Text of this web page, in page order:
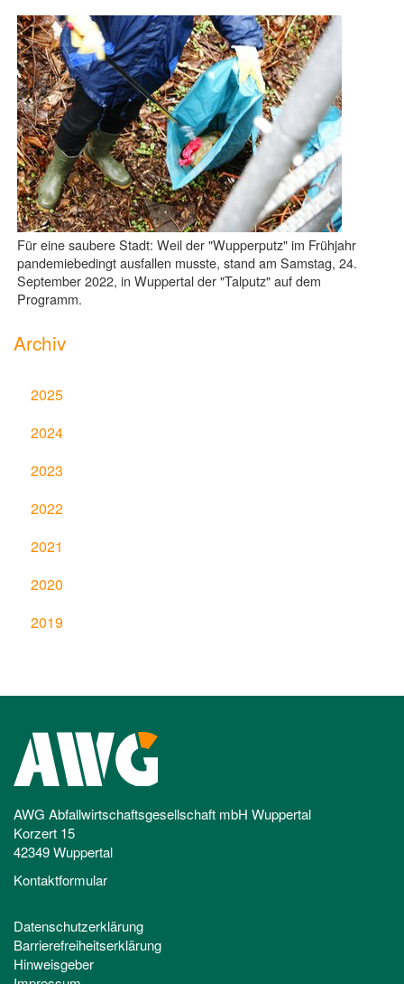
Für eine saubere Stadt: Weil der "Wupperputz" im Frühjahr
pandemiebedingt ausfallen musste, stand am Samstag, 24.
September 2022, in Wuppertal der "Talputz" auf dem
Programm.
Archiv
2025
2024
2023
2022
2021
2020
2019
AWG Abfallwirtschaftsgesellschaft mbH Wuppertal
Korzert 15
42349 Wuppertal
Kontaktformular
Datenschutzerklärung
Barrierefreiheitserklärung
Hinweisgeber